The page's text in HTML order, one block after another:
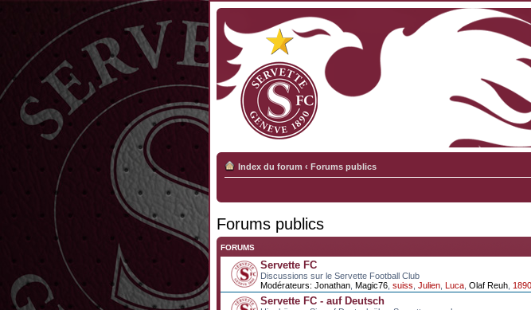
Index du forum ‹ Forums publics
Forums publics
FORUMS
Servette FC
Discussions sur le Servette Football Club
Modérateurs: Jonathan Magic76 suiss Julien Luca Olaf Reuh 1890
Servette FC - auf Deutsch